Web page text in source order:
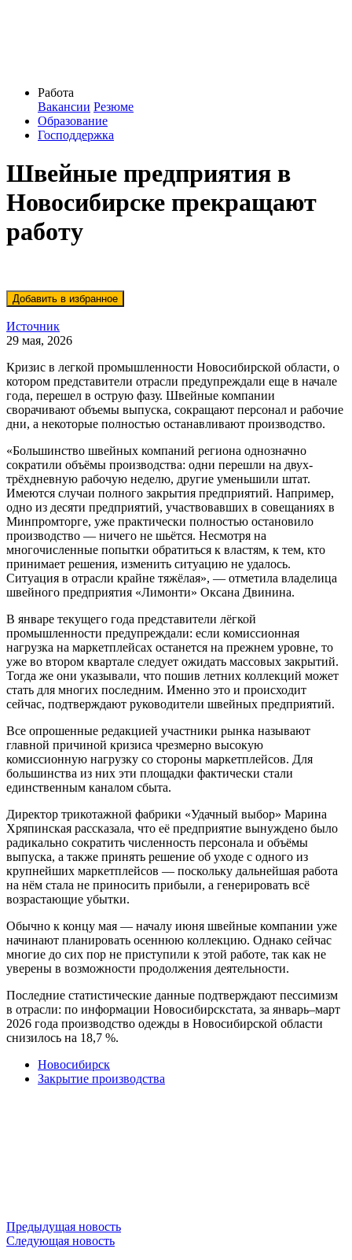
Работа
Вакансии Резюме
Образование
Господдержка
Швейные предприятия в
Новосибирске прекращают
работу
Источник
29 мая, 2026
Кризис в легкой промышленности Новосибирской области, о
котором представители отрасли предупреждали еще в начале
года, перешел в острую фазу. Швейные компании
сворачивают объемы выпуска, сокращают персонал и рабочие
дни, а некоторые полностью останавливают производство.
«Большинство швейных компаний региона однозначно
сократили объёмы производства: одни перешли на двух-
трёхдневную рабочую неделю, другие уменьшили штат.
Имеются случаи полного закрытия предприятий. Например,
одно из десяти предприятий, участвовавших в совещаниях в
Минпромторге, уже практически полностью остановило
производство — ничего не шьётся. Несмотря на
многочисленные попытки обратиться к властям, к тем, кто
принимает решения, изменить ситуацию не удалось.
Ситуация в отрасли крайне тяжёлая», — отметила владелица
швейного предприятия «Лимонти» Оксана Двинина.
В январе текущего года представители лёгкой
промышленности предупреждали: если комиссионная
нагрузка на маркетплейсах останется на прежнем уровне, то
уже во втором квартале следует ожидать массовых закрытий.
Тогда же они указывали, что пошив летних коллекций может
стать для многих последним. Именно это и происходит
сейчас, подтверждают руководители швейных предприятий.
Все опрошенные редакцией участники рынка называют
главной причиной кризиса чрезмерно высокую
комиссионную нагрузку со стороны маркетплейсов. Для
большинства из них эти площадки фактически стали
единственным каналом сбыта.
Директор трикотажной фабрики «Удачный выбор» Марина
Хряпинская рассказала, что её предприятие вынуждено было
радикально сократить численность персонала и объёмы
выпуска, а также принять решение об уходе с одного из
крупнейших маркетплейсов — поскольку дальнейшая работа
на нём стала не приносить прибыли, а генерировать всё
возрастающие убытки.
Обычно к концу мая — началу июня швейные компании уже
начинают планировать осеннюю коллекцию. Однако сейчас
многие до сих пор не приступили к этой работе, так как не
уверены в возможности продолжения деятельности.
Последние статистические данные подтверждают пессимизм
в отрасли: по информации Новосибирскстата, за январь–март
2026 года производство одежды в Новосибирской области
снизилось на 18,7 %.
Новосибирск
Закрытие производства
Предыдущая новость
Следующая новость